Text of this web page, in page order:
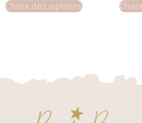
Choix des options